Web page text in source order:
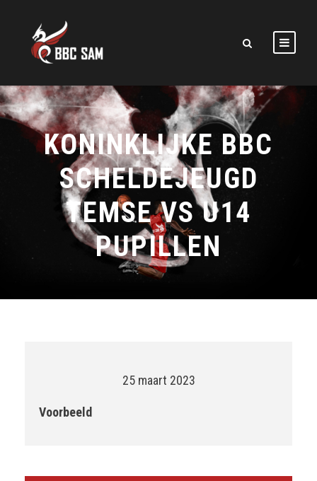
KONINKLIJKE BBC
SCHELDEJEUGD
TEMSE VS U14
PUPILLEN
25 maart 2023
Voorbeeld